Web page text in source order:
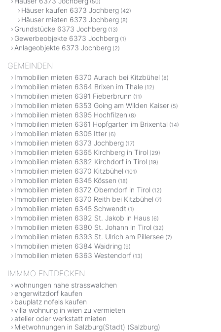
(50)
Häuser kaufen 6373 Jochberg (42)
Häuser mieten 6373 Jochberg (8)
Grundstücke 6373 Jochberg (13)
Gewerbeobjekte 6373 Jochberg (1)
Anlageobjekte 6373 Jochberg (2)
GEMEINDEN
Immobilien mieten 6370 Aurach bei Kitzbühel (8)
Immobilien mieten 6364 Brixen im Thale (12)
Immobilien mieten 6391 Fieberbrunn (11)
Immobilien mieten 6353 Going am Wilden Kaiser (5)
Immobilien mieten 6395 Hochfilzen (8)
Immobilien mieten 6361 Hopfgarten im Brixental (14)
Immobilien mieten 6305 Itter (6)
Immobilien mieten 6373 Jochberg (17)
Immobilien mieten 6365 Kirchberg in Tirol (29)
Immobilien mieten 6382 Kirchdorf in Tirol (19)
Immobilien mieten 6370 Kitzbühel (101)
Immobilien mieten 6345 Kössen (18)
Immobilien mieten 6372 Oberndorf in Tirol (12)
Immobilien mieten 6370 Reith bei Kitzbühel (7)
Immobilien mieten 6345 Schwendt (1)
Immobilien mieten 6392 St. Jakob in Haus (6)
Immobilien mieten 6380 St. Johann in Tirol (32)
Immobilien mieten 6393 St. Ulrich am Pillersee (7)
Immobilien mieten 6384 Waidring (9)
Immobilien mieten 6363 Westendorf (13)
IMMMO ENTDECKEN
wohnungen nahe strasswalchen
engerwitzdorf kaufen
bauplatz nofels kaufen
villa wohnung in wien zu vermieten
atelier oder werkstatt mieten
Mietwohnungen in Salzburg(Stadt) (Salzburg)